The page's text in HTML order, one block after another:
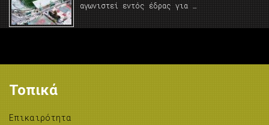
αγωνιστεί εντός έδρας για …
Τοπικά
Επικαιρότητα